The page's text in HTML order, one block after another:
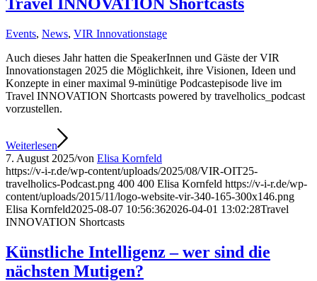
Events, News, VIR Innovationstage
Auch dieses Jahr hatten die SpeakerInnen und Gäste der VIR
Innovationstagen 2025 die Möglichkeit, ihre Visionen, Ideen und
Konzepte in einer maximal 9-minütige Podcastepisode live im
Travel INNOVATION Shortcasts powered by travelholics_podcast
vorzustellen.
Weiterlesen
7. August 2025/von Elisa Kornfeld
https://v-i-r.de/wp-content/uploads/2025/08/VIR-OIT25-
travelholics-Podcast.png 400 400 Elisa Kornfeld https://v-i-r.de/wp-
content/uploads/2015/11/logo-website-vir-340-165-300x146.png
Elisa Kornfeld2025-08-07 10:56:362026-04-01 13:02:28Travel
INNOVATION Shortcasts
Künstliche Intelligenz – wer sind die
nächsten Mutigen?